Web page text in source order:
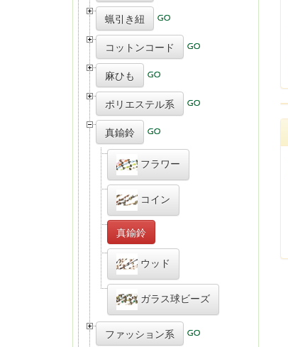
蝋引き紐
コットンコード
麻ひも
ポリエステル系
真鍮鈴
フラワー
コイン
真鍮鈴
ウッド
ガラス球ビーズ
ファッション系